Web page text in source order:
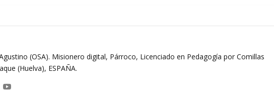
(OSA). Misionero digital, Párroco, Licenciado en Pedagogía por Comillas
(Huelva), ESPAÑA.